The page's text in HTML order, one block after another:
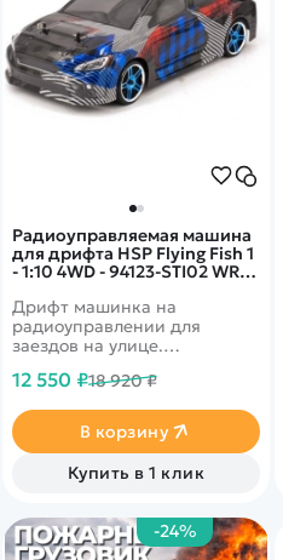
Радиоуправляемая машина
для дрифта HSP Flying Fish 1
- 1:10 4WD - 94123-STI02 WRX
Дрифт машинка на
радиоуправлении для
заездов на улице.
2000mAh аккумулятор.
колеса. Автомобиль снабжен
полным приводом 4WD и
специальными колесами.
Кузов WRX STI
12 550 ₽18 920 ₽
В корзину
Купить в 1 клик
-24%